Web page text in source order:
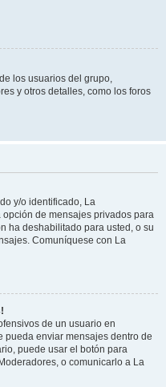
los usuarios del grupo,
y otros detalles, como los foros
y/o identificado, La
de mensajes privados para
ha deshabilitado para usted, o su
Comuníquese con La
de un usuario en
pueda enviar mensajes dentro de
puede usar el botón para
o comunicarlo a La